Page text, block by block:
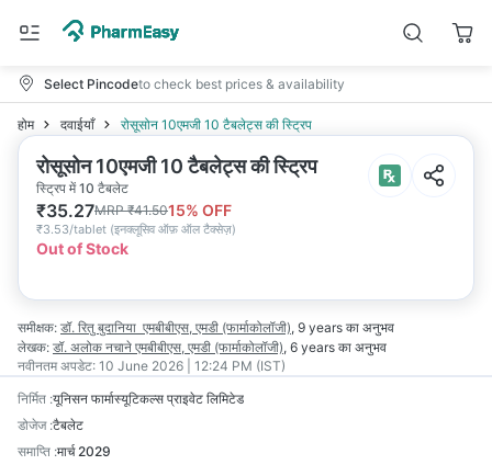
Select Pincodeto check best prices & availability
होम दवाईयाँ रोसूसोन 10एमजी 10 टैबलेट्स की स्ट्रिप
रोसूसोन 10एमजी 10 टैबलेट्स की स्ट्रिप
स्ट्रिप में 10 टैबलेट
₹35.27MRP₹41.5015% OFF
₹3.53/tablet (इनक्लूसिव ऑफ़ ऑल टैक्सेज़)
Out of Stock
समीक्षक: डॉ. रितु बुदानिया एमबीबीएस, एमडी (फार्माकोलॉजी), 9 years का अनुभव
लेखक: डॉ. अलोक नचाने एमबीबीएस, एमडी (फार्माकोलॉजी), 6 years का अनुभव
नवीनतम अपडेट: 10 June 2026 | 12:24 PM (IST)
निर्मित :यूनिसन फार्मास्यूटिकल्स प्राइवेट लिमिटेड
डोजेज :टैबलेट
समाप्ति :मार्च 2029